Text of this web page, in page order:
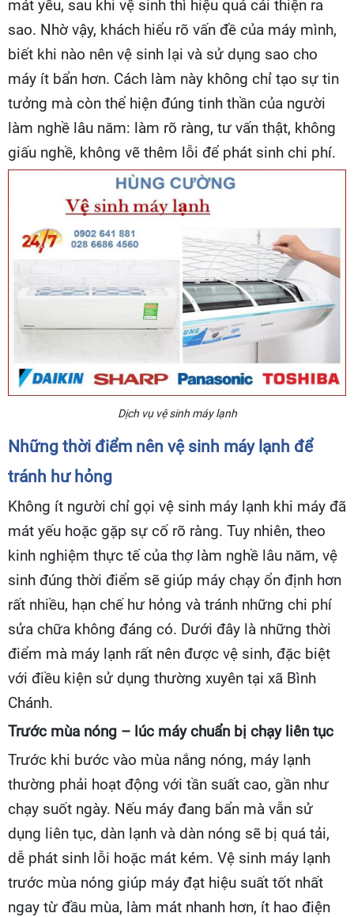
mát yếu, sau khi vệ sinh thì hiệu quả cải thiện ra
sao. Nhờ vậy, khách hiểu rõ vấn đề của máy mình,
biết khi nào nên vệ sinh lại và sử dụng sao cho
máy ít bẩn hơn. Cách làm này không chỉ tạo sự tin
tưởng mà còn thể hiện đúng tinh thần của người
làm nghề lâu năm: làm rõ ràng, tư vấn thật, không
giấu nghề, không vẽ thêm lỗi để phát sinh chi phí.
Dịch vụ vệ sinh máy lạnh
Những thời điểm nên vệ sinh máy lạnh để
tránh hư hỏng
Không ít người chỉ gọi vệ sinh máy lạnh khi máy đã
mát yếu hoặc gặp sự cố rõ ràng. Tuy nhiên, theo
kinh nghiệm thực tế của thợ làm nghề lâu năm, vệ
sinh đúng thời điểm sẽ giúp máy chạy ổn định hơn
rất nhiều, hạn chế hư hỏng và tránh những chi phí
sửa chữa không đáng có. Dưới đây là những thời
điểm mà máy lạnh rất nên được vệ sinh, đặc biệt
với điều kiện sử dụng thường xuyên tại xã Bình
Chánh.
Trước mùa nóng – lúc máy chuẩn bị chạy liên tục
Trước khi bước vào mùa nắng nóng, máy lạnh
thường phải hoạt động với tần suất cao, gần như
chạy suốt ngày. Nếu máy đang bẩn mà vẫn sử
dụng liên tục, dàn lạnh và dàn nóng sẽ bị quá tải,
dễ phát sinh lỗi hoặc mát kém. Vệ sinh máy lạnh
trước mùa nóng giúp máy đạt hiệu suất tốt nhất
ngay từ đầu mùa, làm mát nhanh hơn, ít hao điện